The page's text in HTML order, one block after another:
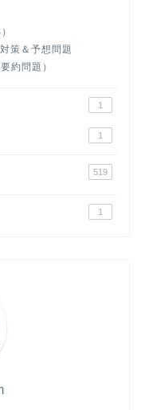
策＆予想問題
約問題）
1
1
519
1
対策講座
カッコい
文フレー